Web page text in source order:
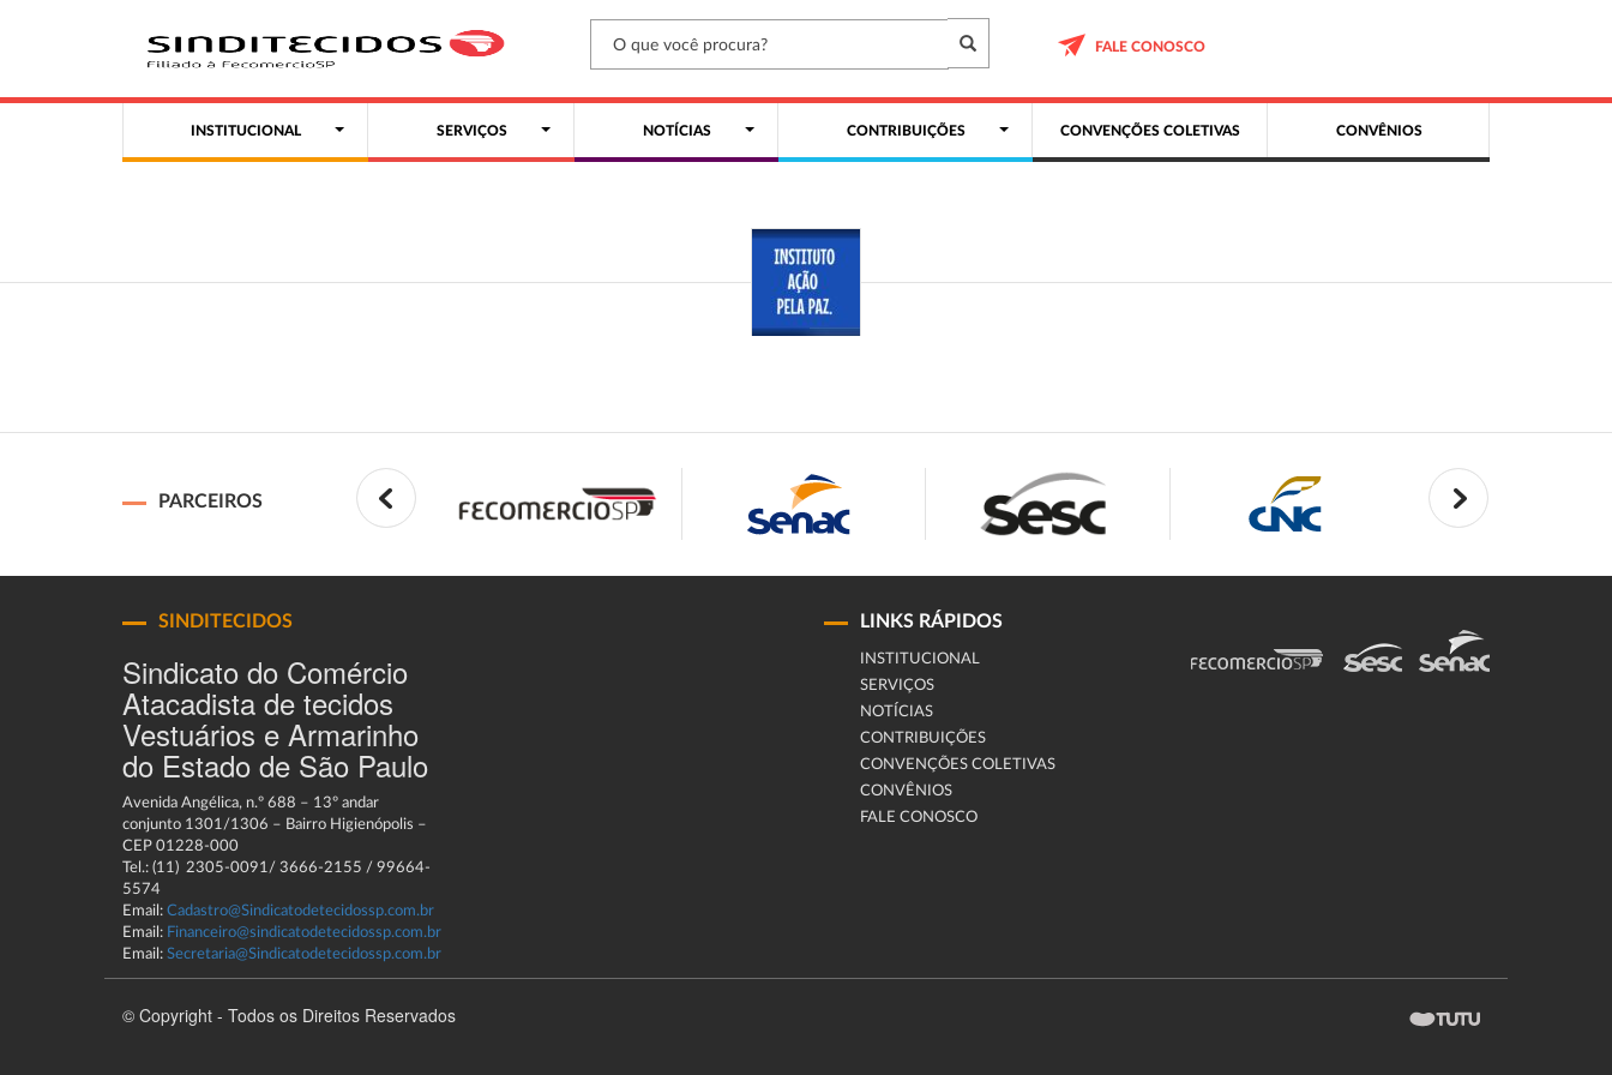
FALE CONOSCO
INSTITUCIONAL SERVIÇOS NOTÍCIAS CONTRIBUIÇÕES CONVENÇÕES COLETIVAS CONVÊNIOS
PARCEIROS
SINDITECIDOS
Sindicato do Comércio
Atacadista de tecidos
Vestuários e Armarinho
do Estado de São Paulo
Avenida Angélica, n.º 688 – 13º andar
conjunto 1301/1306 – Bairro Higienópolis –
CEP 01228-000
Tel.: (11) 2305-0091/ 3666-2155 / 99664-
5574
Email: Cadastro@Sindicatodetecidossp.com.br
Email: Financeiro@sindicatodetecidossp.com.br
Email: Secretaria@Sindicatodetecidossp.com.br
LINKS RÁPIDOS
INSTITUCIONAL
SERVIÇOS
NOTÍCIAS
CONTRIBUIÇÕES
CONVENÇÕES COLETIVAS
CONVÊNIOS
FALE CONOSCO
© Copyright - Todos os Direitos Reservados